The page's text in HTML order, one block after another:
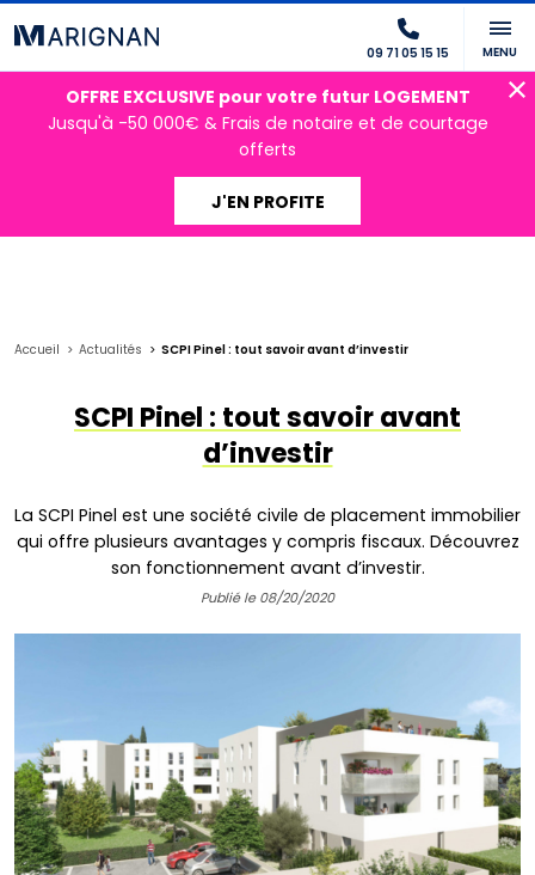
09 71 05 15 15 MENU
OFFRE EXCLUSIVE pour votre futur LOGEMENT
Jusqu'à -50 000€ & Frais de notaire et de courtage
offerts
J'EN PROFITE
Accueil Actualités SCPI Pinel : tout savoir avant d’investir
SCPI Pinel : tout savoir avant
d’investir
La SCPI Pinel est une société civile de placement immobilier
qui offre plusieurs avantages y compris fiscaux. Découvrez
son fonctionnement avant d’investir.
Publié le 08/20/2020